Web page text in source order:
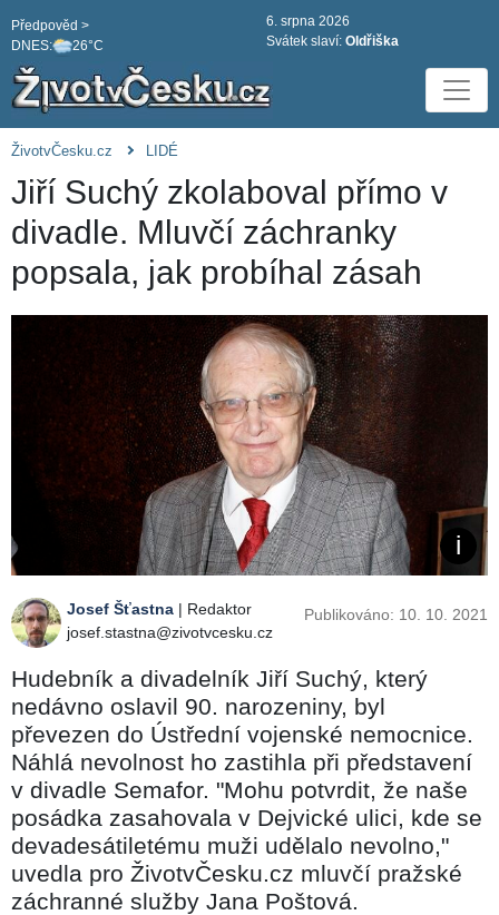
DNES: 26°C
Předpověd >
6. srpna 2026
Svátek slaví: Oldřiška
ŽivotvČesku.cz LIDÉ
Jiří Suchý zkolaboval přímo v
divadle. Mluvčí záchranky
popsala, jak probíhal zásah
Josef Šťastna | Redaktor
josef.stastna@zivotvcesku.cz
Publikováno: 10. 10. 2021
Hudebník a divadelník Jiří Suchý, který
nedávno oslavil 90. narozeniny, byl
převezen do Ústřední vojenské nemocnice.
Náhlá nevolnost ho zastihla při představení
v divadle Semafor. "Mohu potvrdit, že naše
posádka zasahovala v Dejvické ulici, kde se
devadesátiletému muži udělalo nevolno,"
uvedla pro ŽivotvČesku.cz mluvčí pražské
záchranné služby Jana Poštová.